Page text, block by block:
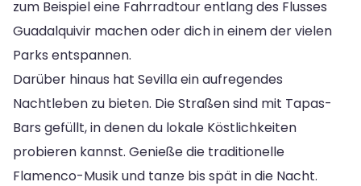
zum Beispiel eine Fahrradtour entlang des Flusses
Guadalquivir machen oder dich in einem der vielen
Parks entspannen.
Darüber hinaus hat Sevilla ein aufregendes
Nachtleben zu bieten. Die Straßen sind mit Tapas-
Bars gefüllt, in denen du lokale Köstlichkeiten
probieren kannst. Genieße die traditionelle
Flamenco-Musik und tanze bis spät in die Nacht.